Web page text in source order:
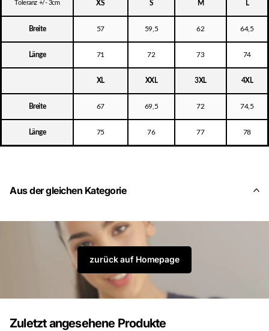
Toleranz +/- 3cm XS S M L
Breite 57 59,5 62 64,5
Länge 71 72 73 74
XL XXL 3XL 4XL
Breite 67 69,5 72 74,5
Länge 75 76 77 78
Aus der gleichen Kategorie
zurück auf Homepage
Zuletzt angesehene Produkte